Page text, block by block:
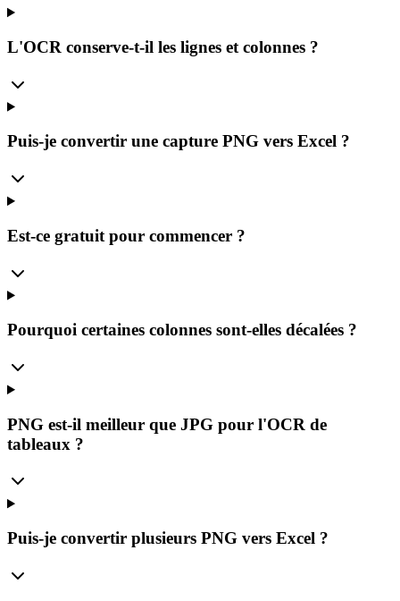
L'OCR conserve-t-il les lignes et colonnes ?
Puis-je convertir une capture PNG vers Excel ?
Est-ce gratuit pour commencer ?
Pourquoi certaines colonnes sont-elles décalées ?
PNG est-il meilleur que JPG pour l'OCR de
tableaux ?
Puis-je convertir plusieurs PNG vers Excel ?